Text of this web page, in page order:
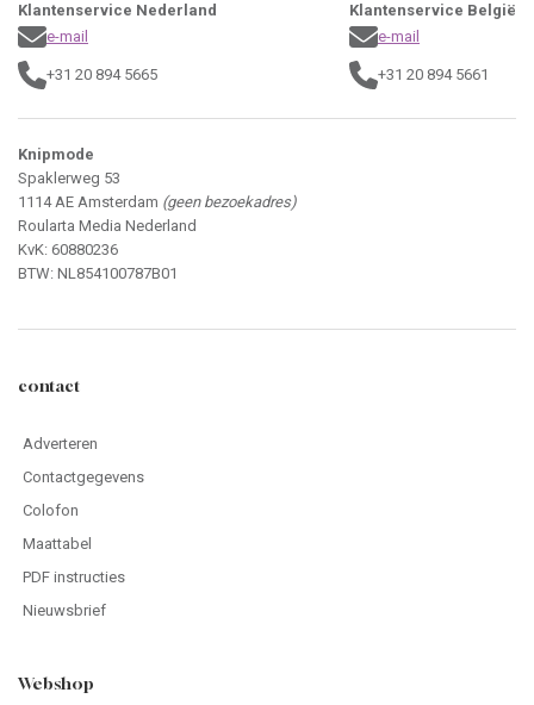
Klantenservice Nederland
e-mail
+31 20 894 5665
Klantenservice België
e-mail
+31 20 894 5661
Knipmode
Spaklerweg 53
1114 AE Amsterdam (geen bezoekadres)
Roularta Media Nederland
KvK: 60880236
BTW: NL854100787B01
contact
Adverteren
Contactgegevens
Colofon
Maattabel
PDF instructies
Nieuwsbrief
Webshop